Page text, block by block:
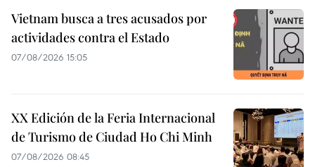
Vietnam busca a tres acusados por
actividades contra el Estado
07/08/2026 15:05
XX Edición de la Feria Internacional
de Turismo de Ciudad Ho Chi Minh
07/08/2026 08:45